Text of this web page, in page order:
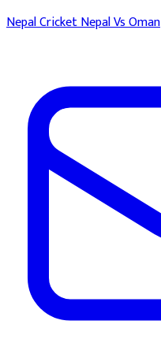
Nepal CricketNepal Vs Oman